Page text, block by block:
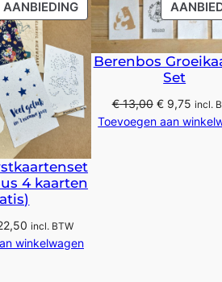
AANBIEDINGPRODUCT
IN
DE
UITVERKOOP
4 kaarten
Huidige
prijs
incl. BTW
winkelwagen
Berenbos
Set
€13,00
prijs
€9,75
prijs
incl.
Toevoegen aan